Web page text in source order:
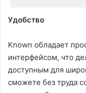
Удобство
Known обладает
интерфейсом, что
доступным для
сможете без труда